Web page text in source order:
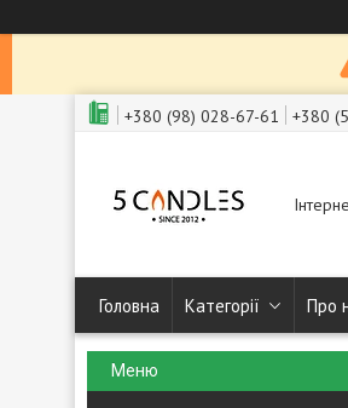
+380 (98) 028-67-61 +380
Головна Категорії Про